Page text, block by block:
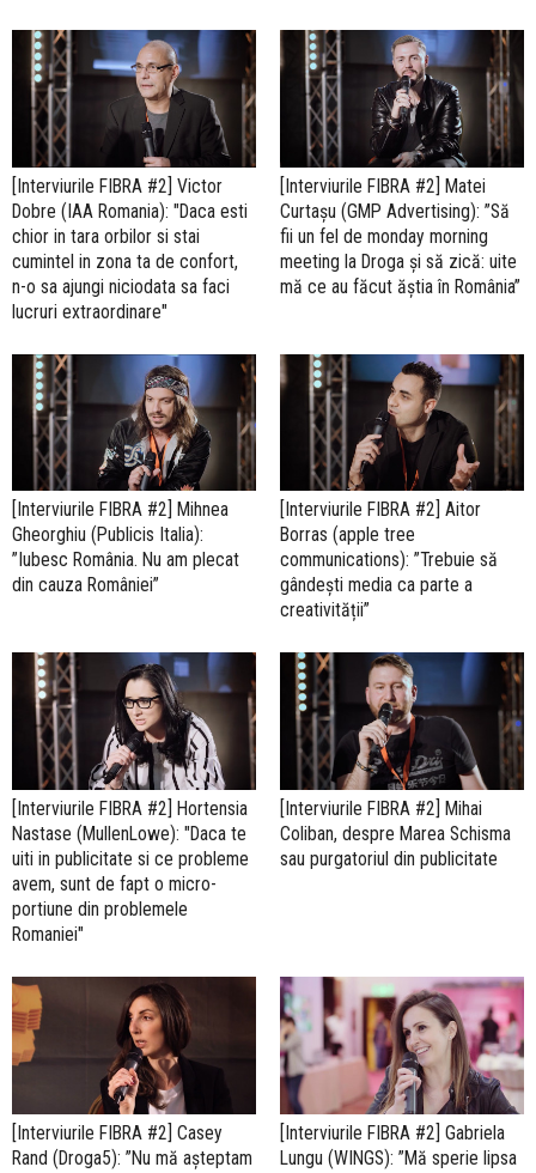
[Interviurile FIBRA #2] Victor
Dobre (IAA Romania): "Daca esti
chior in tara orbilor si stai
cumintel in zona ta de confort,
n-o sa ajungi niciodata sa faci
lucruri extraordinare"
[Interviurile FIBRA #2] Matei
Curtașu (GMP Advertising): ”Să
fii un fel de monday morning
meeting la Droga și să zică: uite
mă ce au făcut ăștia în România”
[Interviurile FIBRA #2] Mihnea
Gheorghiu (Publicis Italia):
”Iubesc România. Nu am plecat
din cauza României”
[Interviurile FIBRA #2] Aitor
Borras (apple tree
communications): ”Trebuie să
gândești media ca parte a
creativității”
[Interviurile FIBRA #2] Hortensia
Nastase (MullenLowe): "Daca te
uiti in publicitate si ce probleme
avem, sunt de fapt o micro-
portiune din problemele
Romaniei"
[Interviurile FIBRA #2] Mihai
Coliban, despre Marea Schisma
sau purgatoriul din publicitate
[Interviurile FIBRA #2] Casey
Rand (Droga5): ”Nu mă așteptam
[Interviurile FIBRA #2] Gabriela
Lungu (WINGS): ”Mă sperie lipsa